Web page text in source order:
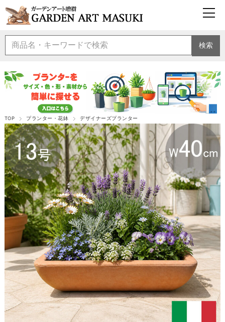
検索
TOP プランター・花鉢 デザイナーズプランター